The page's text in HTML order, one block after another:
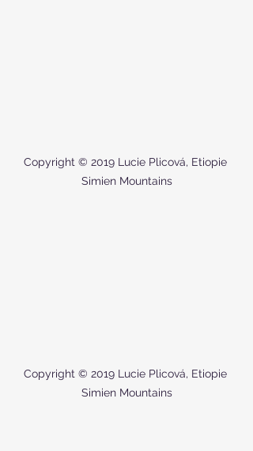
Copyright © 2019 Lucie Plicová, Etiopie
Simien Mountains
Copyright © 2019 Lucie Plicová, Etiopie
Simien Mountains